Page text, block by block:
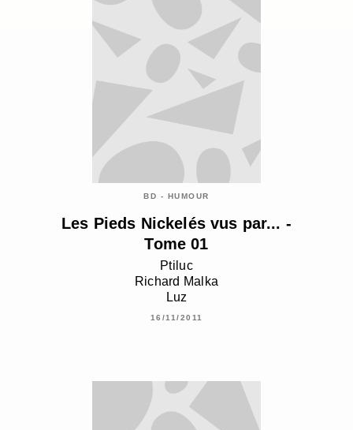
BD - HUMOUR
Les Pieds Nickelés vus par... -
Tome 01
Ptiluc
Richard Malka
Luz
16/11/2011